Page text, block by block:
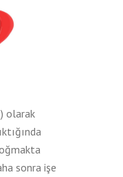
olarak
sonra işe